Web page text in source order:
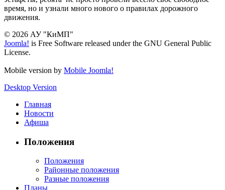
время, но и узнали много нового о правилах дорожного
движения.
© 2026 АУ "КиМП"
Joomla! is Free Software released under the GNU General Public
License.
Mobile version by Mobile Joomla!
Desktop Version
Главная
Новости
Афиша
Положения
Положения
Районные положения
Разные положения
Планы